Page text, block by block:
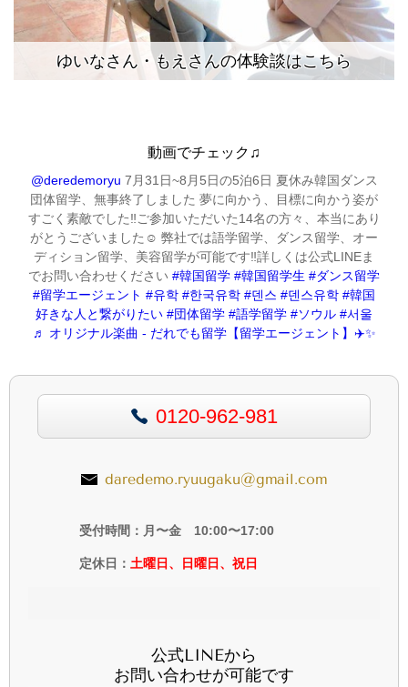
ゆいなさん・もえさんの体験談はこちら
動画でチェック♫
@deredemoryu 7月31日~8月5日の5泊6日 夏休み韓国ダンス
団体留学、無事終了しました 夢に向かう、目標に向かう姿が
すごく素敵でした‼︎ご参加いただいた14名の方々、本当にあり
がとうございました☺️ 弊社では語学留学、ダンス留学、オー
ディション留学、美容留学が可能です‼︎詳しくは公式LINEま
でお問い合わせください #韓国留学 #韓国留学生 #ダンス留学
#留学エージェント #유학 #한국유학 #덴스 #덴스유학 #韓国
好きな人と繋がりたい #団体留学 #語学留学 #ソウル #서울
♬ オリジナル楽曲 - だれでも留学【留学エージェント】✈️✨
0120-962-981
daredemo.ryuugaku@gmail.com
受付時間：月〜金 10:00〜17:00
定休日： 土曜日、日曜日、祝日
公式LINEから
お問い合わせが可能です